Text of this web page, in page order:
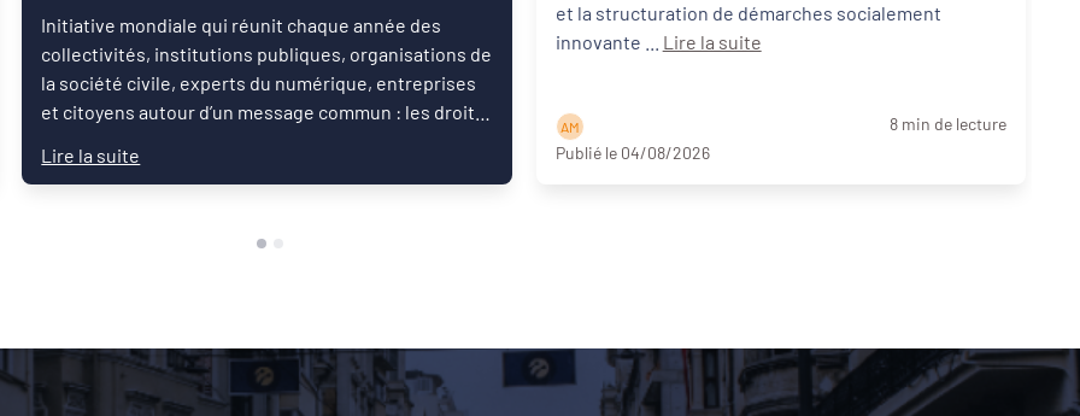
Initiative mondiale qui réunit chaque année des
collectivités, institutions publiques, organisations de
la société civile, experts du numérique, entreprises
et citoyens autour d’un message commun : les droits
Lire la suite
et la structuration de démarches socialement
Lire la suite
A M
8 min de lecture
Publié le 04/08/2026